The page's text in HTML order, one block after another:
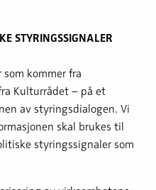
STYRINGSSIGNALER
kommer fra
Kulturrådet – på et
av styringsdialogen. Vi
skal brukes til
styringssignaler som